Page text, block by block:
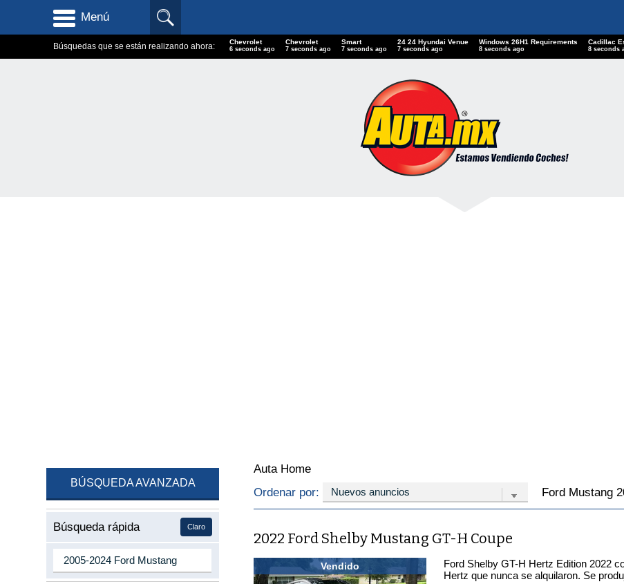
Menú
Búsquedas que se están realizando ahora: Chevrolet
7 seconds ago
Chevrolet
8 seconds ago
Smart
8 seconds ago
24 24 Hyundai Venue
8 seconds ago
Windows 26H1 Requirements
9 seconds ago
Cadillac
9 seconds
BÚSQUEDA AVANZADA
Claro
Búsqueda rápida
Auta Home
Ordenar por:
Ford Mustang
2022 Ford Shelby Mustang GT-H Coupe
Vendido
Ford Shelby GT-H Hertz Edition 2022
Hertz que nunca se alquilaron. Se